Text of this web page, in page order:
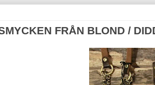
FRÅN BLOND /